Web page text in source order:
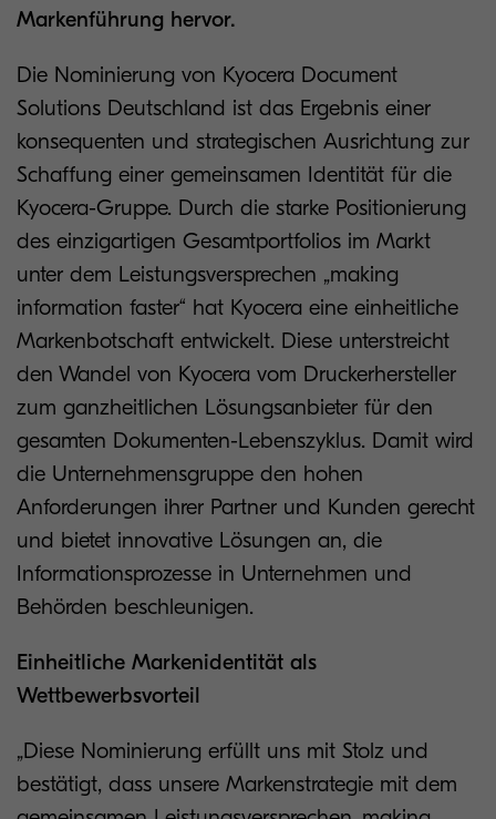
Markenführung hervor.
Die Nominierung von Kyocera Document
Solutions Deutschland ist das Ergebnis einer
konsequenten und strategischen Ausrichtung zur
Schaffung einer gemeinsamen Identität für die
Kyocera-Gruppe. Durch die starke Positionierung
des einzigartigen Gesamtportfolios im Markt
unter dem Leistungsversprechen „making
information faster“ hat Kyocera eine einheitliche
Markenbotschaft entwickelt. Diese unterstreicht
den Wandel von Kyocera vom Druckerhersteller
zum ganzheitlichen Lösungsanbieter für den
gesamten Dokumenten-Lebenszyklus. Damit wird
die Unternehmensgruppe den hohen
Anforderungen ihrer Partner und Kunden gerecht
und bietet innovative Lösungen an, die
Informationsprozesse in Unternehmen und
Behörden beschleunigen.
Einheitliche Markenidentität als
Wettbewerbsvorteil
„Diese Nominierung erfüllt uns mit Stolz und
bestätigt, dass unsere Markenstrategie mit dem